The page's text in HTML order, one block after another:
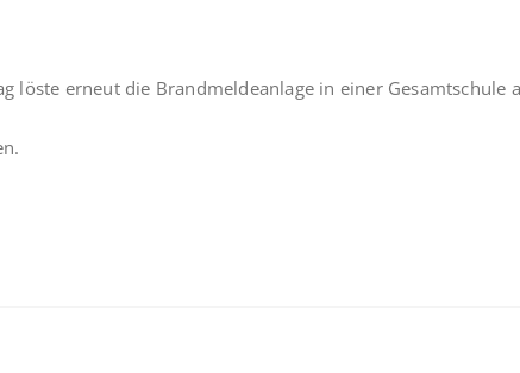
löste erneut die Brandmeldeanlage in einer